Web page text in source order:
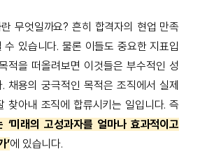
무엇일까요? 흔히 합격자의 현업 만족
있습니다. 물론 이들도 중요한 지표입
적을 떠올려보면 이것들은 부수적인 성
채용의 궁극적인 목적은 조직에서 실제
찾아내 조직에 합류시키는 일입니다. 즉
‘미래의 고성과자를 얼마나 효과적이고
’에 있습니다.